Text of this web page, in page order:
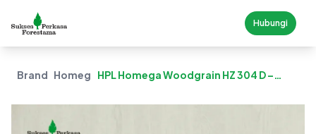
Hubungi
Brand Homega HPL Homega Woodgrain HZ 304 D –